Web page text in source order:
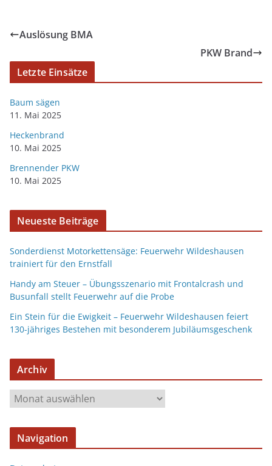
Auslösung BMA
PKW Brand
Letzte Einsätze
Baum sägen
11. Mai 2025
Heckenbrand
10. Mai 2025
Brennender PKW
10. Mai 2025
Neueste Beiträge
Sonderdienst Motorkettensäge: Feuerwehr Wildeshausen
trainiert für den Ernstfall
Handy am Steuer – Übungsszenario mit Frontalcrash und
Busunfall stellt Feuerwehr auf die Probe
Ein Stein für die Ewigkeit – Feuerwehr Wildeshausen feiert
130-jähriges Bestehen mit besonderem Jubiläumsgeschenk
Archiv
Navigation